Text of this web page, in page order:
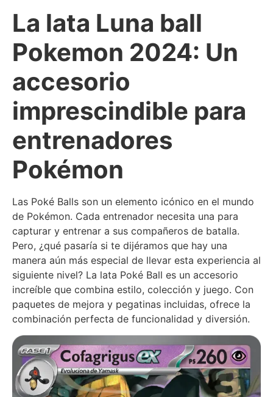
La lata Luna ball
Pokemon 2024: Un
accesorio
imprescindible para
entrenadores
Pokémon
Las Poké Balls son un elemento icónico en el mundo
de Pokémon. Cada entrenador necesita una para
capturar y entrenar a sus compañeros de batalla.
Pero, ¿qué pasaría si te dijéramos que hay una
manera aún más especial de llevar esta experiencia al
siguiente nivel? La lata Poké Ball es un accesorio
increíble que combina estilo, colección y juego. Con
paquetes de mejora y pegatinas incluidas, ofrece la
combinación perfecta de funcionalidad y diversión.